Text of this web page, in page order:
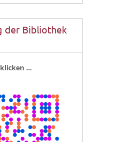
der Bibliothek
…